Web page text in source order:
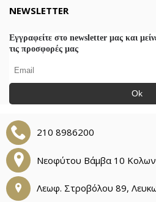
NEWSLETTER
Εγγραφείτε στο newsletter μας και
τις προσφορές μας
Ok
210 8986200
Νεοφύτου Βάμβα 10
Λεωφ. Στροβόλου 89,